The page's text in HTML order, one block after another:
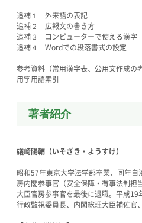
追補１ 外来語の表記
追補２ 広報文の書き方
追補３ コンピューターで使える漢字
追補４ Wordでの段落書式の設定
参考資料（常用漢字表、公用文作成の
用字用語索引
著者紹介
礒崎陽輔（いそざき・ようすけ）
昭和57年東京大学法学部卒業、同年
房内閣参事官（安全保障・有事法制担
大臣官房参事官を最後に退職。平成
行政監視委員長、内閣総理大臣補佐官